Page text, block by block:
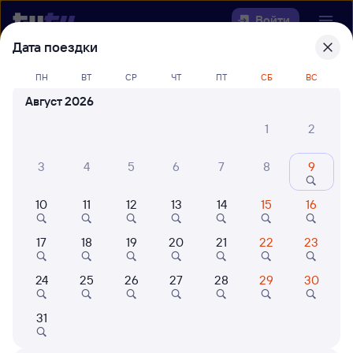
Войти
Выберите день, чтобы найтиж/д
билеты Аполлонская — Евдаково
Куда
Когда
Кто едет
Найти поезда
Дата поездки
ПН ВТ СР ЧТ ПТ СБ ВС
Август 2026
1
2
3 4 5 6 7 8 9
10 11 12 13 14 15 16
17 18 19 20 21 22 23
24 25 26 27 28 29 30
31